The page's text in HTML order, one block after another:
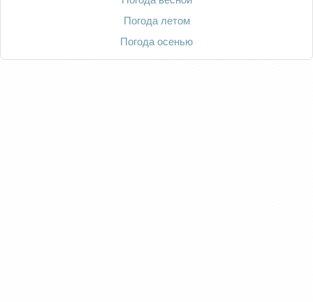
Погода летом
Погода осенью